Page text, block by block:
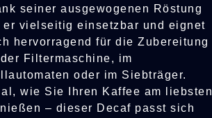
seiner ausgewogenen Röstung
er vielseitig einsetzbar und eignet
hervorragend für die Zubereitung
Filtermaschine, im
oder im Siebträger.
wie Sie Ihren Kaffee am liebsten
– dieser Decaf passt sich